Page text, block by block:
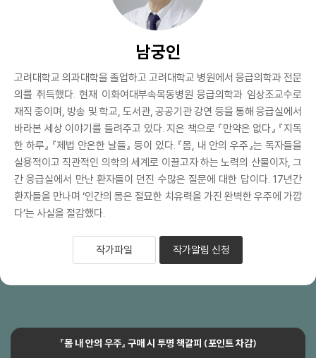
남궁인
고려대학교 의과대학을 졸업하고 고려대학교 병원에서 응급의학과 전문
의를 취득했다. 현재 이화여대부속목동병원 응급의학과 임상조교수로
재직 중이며, 방송 및 학교, 도서관, 공공기관 강연 등을 통해 응급실에서
바라본 세상 이야기를 들려주고 있다. 지은 책으로 『만약은 없다』 『지독
한 하루』 『제법 안온한 날들』 등이 있다. 『몸, 내 안의 우주』는 독자들을
실용적이고 직관적인 의학의 세계로 이끌고자 하는 노력의 산물이자, 그
간 응급실에서 만난 환자들이 던진 수많은 질문에 대한 답이다. 17년간
환자들을 만나며 ‘인간의 몸은 절묘한 치유력을 가진 완벽한 우주에 가깝
다’는 사실을 절감했다.
작가파일 작가알림 신청
『몸 내 안의 우주』 구매 시 투명 책갈피 (포인트 차감)